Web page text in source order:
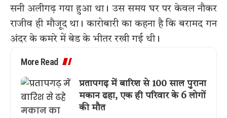
सनी अलीगढ़ गया हुआ था। उस समय घर पर केवल नौकर
राजीव ही मौजूद था। कारोबारी का कहना है कि बरामद गन
अंदर के कमरे में बेड के भीतर रखी गई थी।
More Read
प्रतापगढ़ में बारिश से 100 साल पुराना
मकान ढहा, एक ही परिवार के 6 लोगों
की मौत